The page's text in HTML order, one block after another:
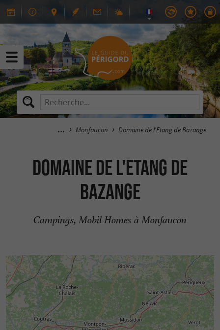
Monfaucon Domaine de l'Etang de Bazange
Domaine de l'Etang de
Bazange
Campings, Mobil Homes à Monfaucon